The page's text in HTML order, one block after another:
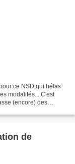
ce NSD qui hélas
modalités... C'est
(encore) des
de